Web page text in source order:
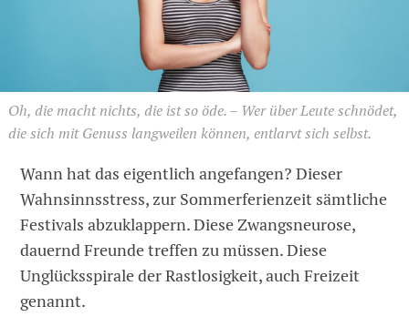
Oh, die macht nichts, die ist so öde. – Wer über Leute schnödet,
die sich mit Genuss langweilen können, entlarvt sich selbst.
Wann hat das eigentlich angefangen? Dieser
Wahnsinnsstress, zur Sommerferienzeit sämtliche
Festivals abzuklappern. Diese Zwangsneurose,
dauernd Freunde treffen zu müssen. Diese
Unglücksspirale der Rastlosigkeit, auch Freizeit
genannt.